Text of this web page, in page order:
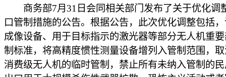
商务部7月31日会同相关部门发布了关于优化调
口管制措施的公告。根据公告，此次优化调整包括
成像设备、用于目标指示的激光器等部分无人机重
制标准，将高精度惯性测量设备增列入管制范围，
消费级无人机的临时管制，禁止所有未纳入管制的